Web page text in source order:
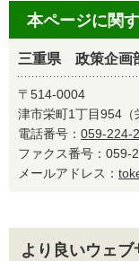
本ページに関
三重県 政策企
〒514-0004
津市栄町1丁目954（
電話番号： 059-224-
ファクス番号：
メールアドレス：
より良いウェ